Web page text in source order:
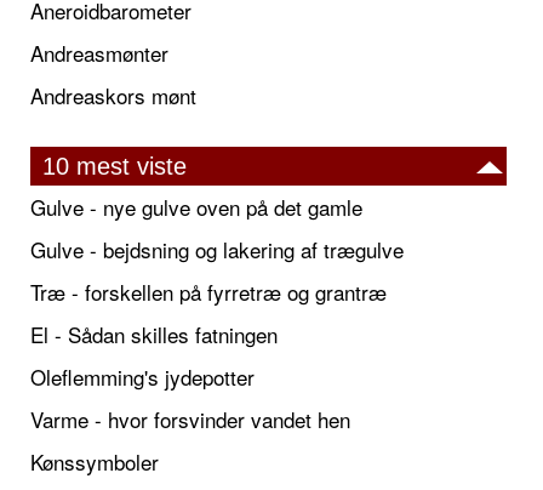
Aneroidbarometer
Andreasmønter
Andreaskors mønt
10 mest viste
Gulve - nye gulve oven på det gamle
Gulve - bejdsning og lakering af trægulve
Træ - forskellen på fyrretræ og grantræ
El - Sådan skilles fatningen
Oleflemming's jydepotter
Varme - hvor forsvinder vandet hen
Kønssymboler